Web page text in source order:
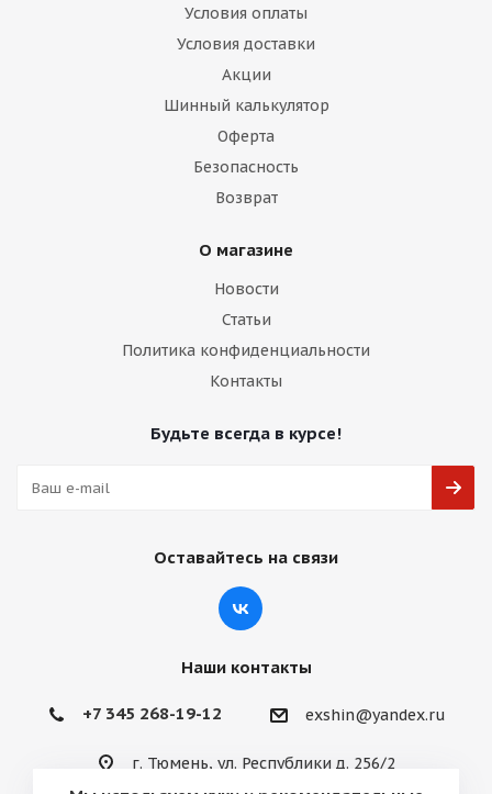
Условия оплаты
Условия доставки
Акции
Шинный калькулятор
Оферта
Безопасность
Возврат
О магазине
Новости
Статьи
Политика конфиденциальности
Контакты
Будьте всегда в курсе!
Оставайтесь на связи
Наши контакты
+7 345 268-19-12 exshin@yandex.ru
г. Тюмень, ул. Республики д. 256/2